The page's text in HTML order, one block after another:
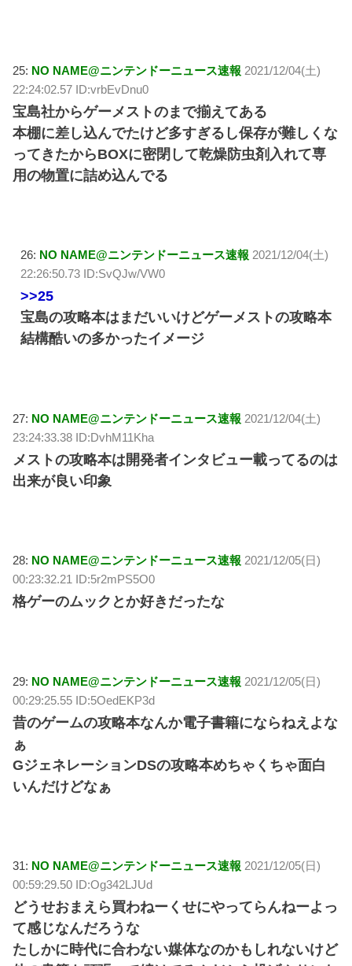
25: NO NAME@ニンテンドーニュース速報 2021/12/04(土)
22:24:02.57 ID:vrbEvDnu0
宝島社からゲーメストのまで揃えてある
本棚に差し込んでたけど多すぎるし保存が難しくな
ってきたからBOXに密閉して乾燥防虫剤入れて専
用の物置に詰め込んでる
26: NO NAME@ニンテンドーニュース速報 2021/12/04(土)
22:26:50.73 ID:SvQJw/VW0
>>25
宝島の攻略本はまだいいけどゲーメストの攻略本
結構酷いの多かったイメージ
27: NO NAME@ニンテンドーニュース速報 2021/12/04(土)
23:24:33.38 ID:DvhM11Kha
メストの攻略本は開発者インタビュー載ってるのは
出来が良い印象
28: NO NAME@ニンテンドーニュース速報 2021/12/05(日)
00:23:32.21 ID:5r2mPS5O0
格ゲーのムックとか好きだったな
29: NO NAME@ニンテンドーニュース速報 2021/12/05(日)
00:29:25.55 ID:5OedEKP3d
昔のゲームの攻略本なんか電子書籍にならねえよな
ぁ
GジェネレーションDSの攻略本めちゃくちゃ面白
いんだけどなぁ
31: NO NAME@ニンテンドーニュース速報 2021/12/05(日)
00:59:29.50 ID:Og342LJUd
どうせおまえら買わねーくせにやってらんねーよっ
て感じなんだろうな
たしかに時代に合わない媒体なのかもしれないけど